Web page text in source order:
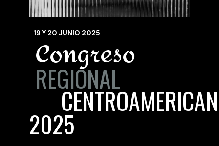
19 Y 20 JUNIO 2025
Congreso
REGIONAL
2025